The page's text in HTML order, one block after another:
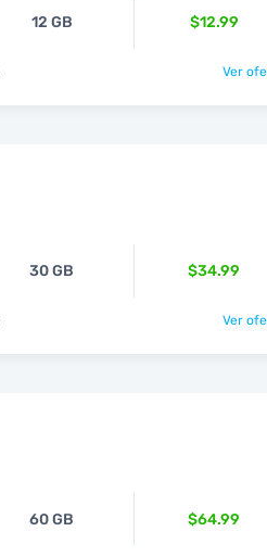
12 GB $12.99
Ver
30 GB $34.99
Ver
60 GB $64.99